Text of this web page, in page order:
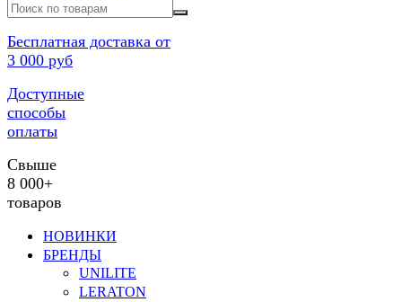
Бесплатная доставка от
3 000 руб
Доступные
способы
оплаты
Свыше
8 000+
товаров
НОВИНКИ
БРЕНДЫ
UNILITE
LERATON